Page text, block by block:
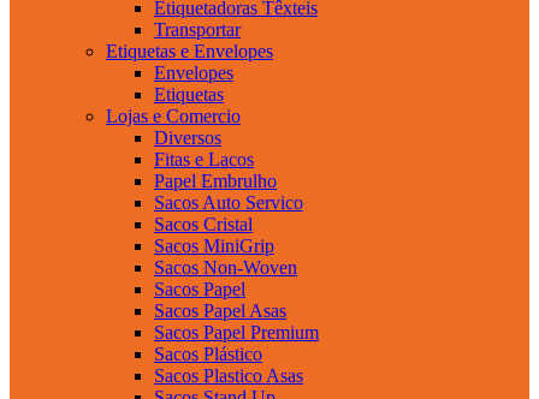
Etiquetadoras Têxteis
Transportar
Etiquetas e Envelopes
Envelopes
Etiquetas
Lojas e Comercio
Diversos
Fitas e Lacos
Papel Embrulho
Sacos Auto Servico
Sacos Cristal
Sacos MiniGrip
Sacos Non-Woven
Sacos Papel
Sacos Papel Asas
Sacos Papel Premium
Sacos Plástico
Sacos Plastico Asas